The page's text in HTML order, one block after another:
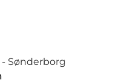
Sønderborg